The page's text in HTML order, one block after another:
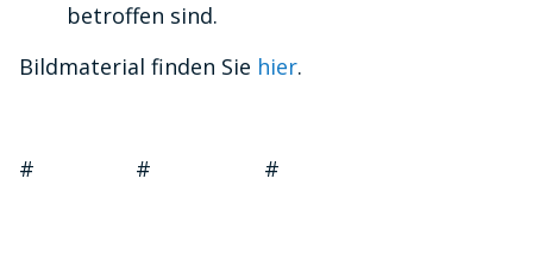
betroffen sind.
Bildmaterial finden Sie hier.
# # #